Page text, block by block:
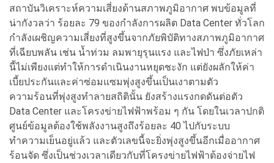
สถาบันวิเคราะห์ความเสี่ยงด้านสภาพภูมิอากาศ พบข้อมูลที่
น่ากังวลว่า ร้อยละ 79 ของกำลังการผลิต Data Center ทั่วโลก
กำลังเผชิญความเสี่ยงที่สูงขึ้นจากภัยพิบัติทางสภาพภูมิอากาศ
ที่เฉียบพลัน เช่น น้ำท่วม ลมพายุรุนแรง และไฟป่า ซึ่งภัยเหล่า
นี้ไม่เพียงแต่ทำให้การดำเนินงานหยุดชะงัก แต่ยังผลักให้ค่า
เบี้ยประกันและค่าซ่อมแซมพุ่งสูงขึ้นเป็นเงาตามตัว
ความร้อนที่พุ่งสูงทำลายสถิตินั้น ยังสร้างแรงกดดันต่อตัว
Data Center และโครงข่ายไฟฟ้าพร้อม ๆ กัน โดยในเวลาปกติ
ศูนย์ข้อมูลต้องใช้พลังงานสูงถึงร้อยละ 40 ไปกับระบบ
ทำความเย็นอยู่แล้ว และตัวเลขนี้จะยิ่งพุ่งสูงขึ้นอีกเมื่ออากาศ
ร้อนจัด ซึ่งเป็นช่วงเวลาเดียวกับที่โครงข่ายไฟฟ้าต้องจ่ายไฟ